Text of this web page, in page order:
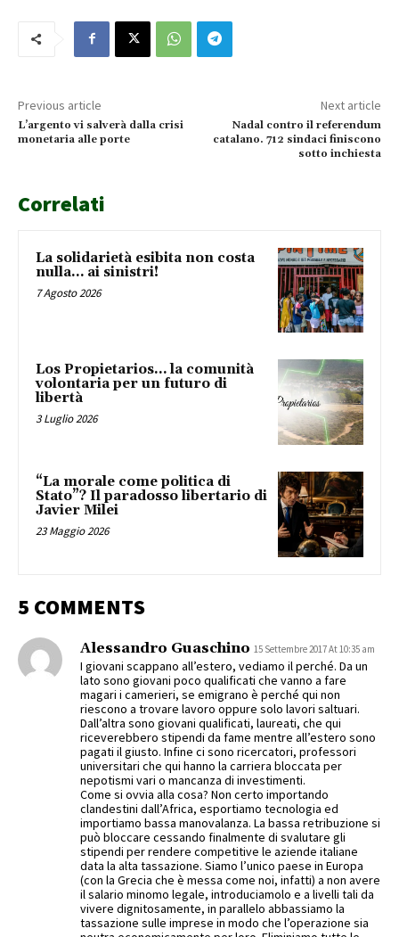
Previous article
L’argento vi salverà dalla crisi
monetaria alle porte
Next article
Nadal contro il referendum
catalano. 712 sindaci finiscono
sotto inchiesta
Correlati
La solidarietà esibita non costa
nulla… ai sinistri!
7 Agosto 2026
Los Propietarios… la comunità
volontaria per un futuro di
libertà
3 Luglio 2026
“La morale come politica di
Stato”? Il paradosso libertario di
Javier Milei
23 Maggio 2026
5 COMMENTS
Alessandro Guaschino 15 Settembre 2017 At 10:35 am
I giovani scappano all’estero, vediamo il perché. Da un
lato sono giovani poco qualificati che vanno a fare
magari i camerieri, se emigrano è perché qui non
riescono a trovare lavoro oppure solo lavori saltuari.
Dall’altra sono giovani qualificati, laureati, che qui
riceverebbero stipendi da fame mentre all’estero sono
pagati il giusto. Infine ci sono ricercatori, professori
universitari che qui hanno la carriera bloccata per
nepotismi vari o mancanza di investimenti.
Come si ovvia alla cosa? Non certo importando
clandestini dall’Africa, esportiamo tecnologia ed
importiamo bassa manovalanza. La bassa retribuzione si
può bloccare cessando finalmente di svalutare gli
stipendi per rendere competitive le aziende italiane
data la alta tassazione. Siamo l’unico paese in Europa
(con la Grecia che è messa come noi, infatti) a non avere
il salario minomo legale, introduciamolo e a livelli tali da
vivere dignitosamente, in parallelo abbassiamo la
tassazione sulle imprese in modo che l’operazione sia